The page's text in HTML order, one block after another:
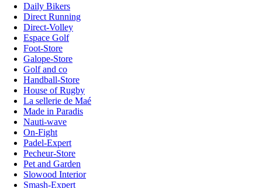
Daily Bikers
Direct Running
Direct-Volley
Espace Golf
Foot-Store
Galope-Store
Golf and co
Handball-Store
House of Rugby
La sellerie de Maé
Made in Paradis
Nauti-wave
On-Fight
Padel-Expert
Pecheur-Store
Pet and Garden
Slowood Interior
Smash-Expert